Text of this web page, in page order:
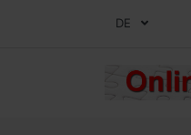
DE